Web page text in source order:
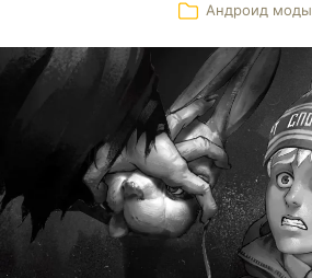
Андроид моды